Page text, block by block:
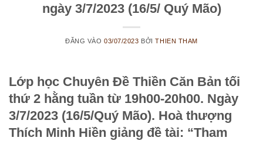
ngày 3/7/2023 (16/5/ Quý Mão)
ĐĂNG VÀO 03/07/2023 BỞITHIEN THAM
Lớp học Chuyên Đề Thiền Căn Bản tối
thứ 2 hằng tuần từ 19h00-20h00. Ngày
3/7/2023 (16/5/Quý Mão). Hoà thượng
Thích Minh Hiền giảng đề tài: “Tham